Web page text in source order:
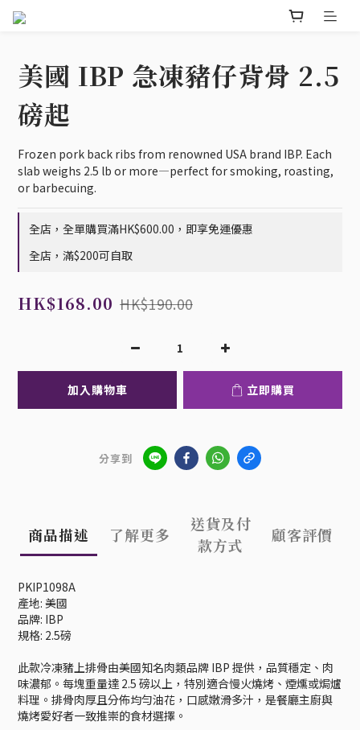
美國 IBP 急凍豬仔背骨 2.5
磅起
Frozen pork back ribs from renowned USA brand IBP. Each
slab weighs 2.5 lb or more—perfect for smoking, roasting,
or barbecuing.
全店，全單購買滿HK$600.00，即享免運優惠
全店，滿$200可自取
HK$168.00 HK$190.00
加入購物車 立即購買
分享到
商品描述 了解更多
送貨及付
款方式
顧客評價
PKIP1098A
產地: 美國
品牌: IBP
規格: 2.5磅
此款冷凍豬上排骨由美國知名肉類品牌 IBP 提供，品質穩定、肉
味濃郁。每塊重量達 2.5 磅以上，特別適合慢火燒烤、煙燻或焗爐
料理。排骨肉厚且分佈均勻油花，口感嫩滑多汁，是餐廳主廚與
燒烤愛好者一致推崇的食材選擇。